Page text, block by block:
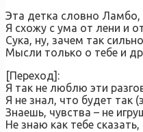
Эта детка словно Ламбо,
Я схожу с ума от лени и
Сука, ну, зачем так
Мысли только о тебе и
[Переход]:
Я так не люблю эти
Я не знал, что будет так
Знаешь, чувства – не
Не знаю как тебе